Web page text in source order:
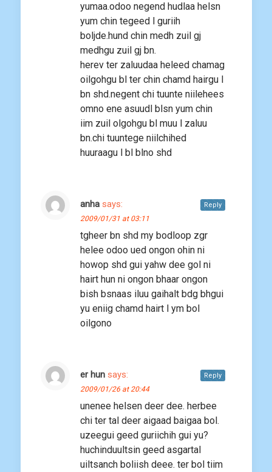
yumaa.odoo negend hudlaa helsn
yum chin tegeed l guriih
boljde.hund chin medh zuil gj
medhgu zuil gj bn.
herev ter zaluudaa heleed chamag
oilgohgu bl ter chin chamd hairgu l
bn shd.negent chi tuunte niilehees
omno ene asuudl blsn yum chin
iim zuil olgohgu bl muu l zaluu
bn.chi tuuntege niilchihed
huuraagu l bl blno shd
anha says:
2009/01/31 at 03:11
tgheer bn shd my bodloop zgr
helee odoo ued ongon ohin ni
howop shd gui yahw dee gol ni
hairt hun ni ongon bhaar ongon
bish bsnaas iluu gaihalt bdg bhgui
yu eniig chamd hairt l ym bol
oilgono
Reply
er hun says:
2009/01/26 at 20:44
unenee helsen deer dee. herbee
chi ter tal deer aigaad baigaa bol.
uzeegui geed guriichih gui yu?
huchinduultsin geed asgartal
uiltsanch boliish deee. ter bol tiim
Reply